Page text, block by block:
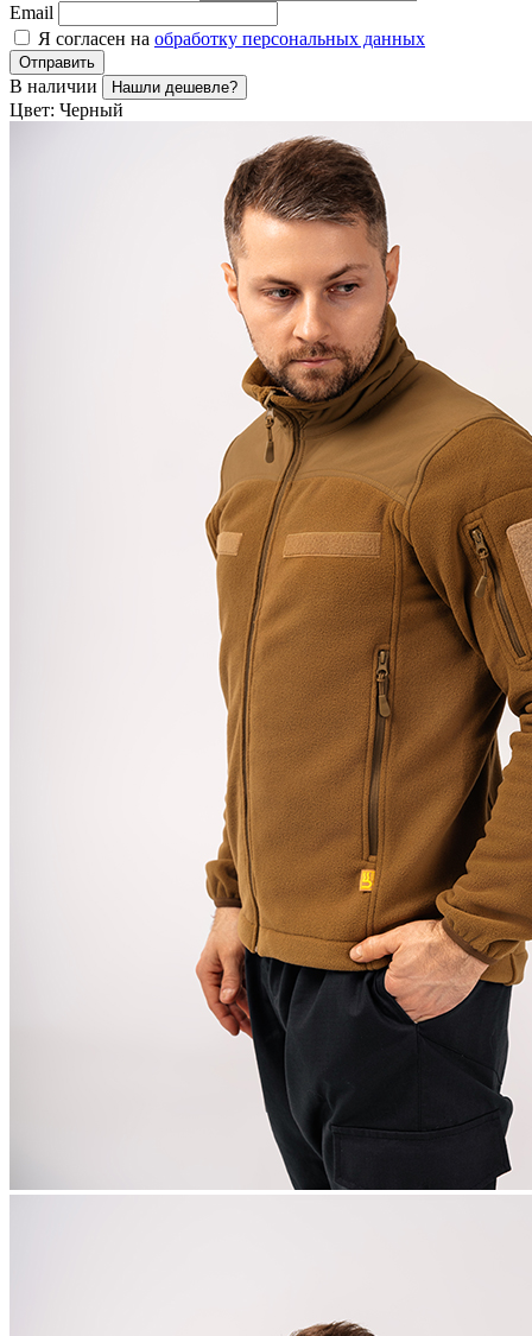
Email
Я согласен на обработку персональных данных
Отправить
В наличии Нашли дешевле?
Цвет: Черный